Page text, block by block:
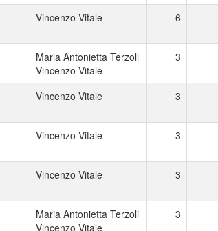
Vincenzo Vitale 6
Maria Antonietta Terzoli
Vincenzo Vitale
3
Vincenzo Vitale 3
Vincenzo Vitale 3
Vincenzo Vitale 3
Maria Antonietta Terzoli
Vincenzo Vitale
3